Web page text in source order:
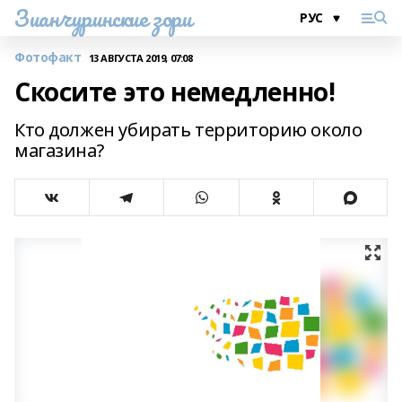
Зианчуринские зори
Фотофакт 13 АВГУСТА 2019, 07:08
Скосите это немедленно!
Кто должен убирать территорию около
магазина?